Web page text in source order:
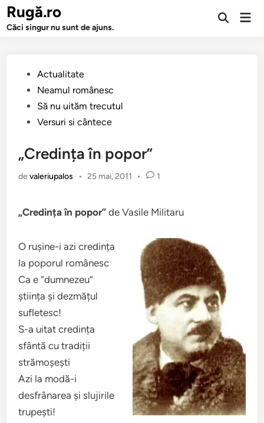
Sari
conținut
Rugă.ro
Căci singur nu sunt de ajuns.
Deschide
PublicatActualitate
Neamul românesc
Să nu uităm trecutul
Versuri si cântece
„Credința în popor”
devaleriupalos • 25 mai, 2011 • 1
„Credința în popor”de Vasile Militaru
O rușine-i azi credința
la poporul românesc
Ca e “dumnezeu”
știința și dezmățul
sufletesc!
S-a uitat credința
sfântă cu tradiții
strămoșești
Azi la modă-i
desfrânarea și slujirile
trupești!